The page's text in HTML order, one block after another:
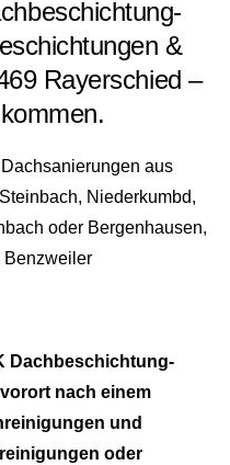
&
Rayerschied –
Dachbeschichtung-
nach einem
und
oder